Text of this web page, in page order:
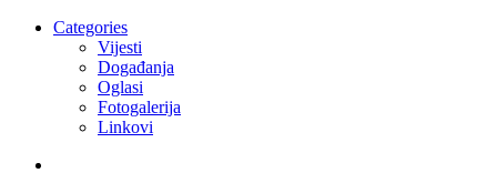
Categories
Vijesti
Događanja
Oglasi
Fotogalerija
Linkovi